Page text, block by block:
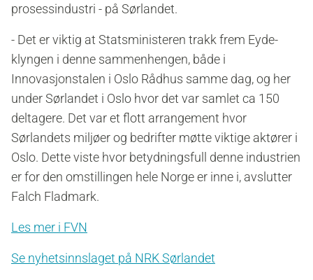
prosessindustri - på Sørlandet.
- Det er viktig at Statsministeren trakk frem Eyde-
klyngen i denne sammenhengen, både i
Innovasjonstalen i Oslo Rådhus samme dag, og her
under Sørlandet i Oslo hvor det var samlet ca 150
deltagere. Det var et flott arrangement hvor
Sørlandets miljøer og bedrifter møtte viktige aktører i
Oslo. Dette viste hvor betydningsfull denne industrien
er for den omstillingen hele Norge er inne i, avslutter
Falch Fladmark.
Les mer i FVN
Se nyhetsinnslaget på NRK Sørlandet